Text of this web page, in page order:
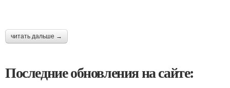
читать дальше →
Последние обновления на сайте: